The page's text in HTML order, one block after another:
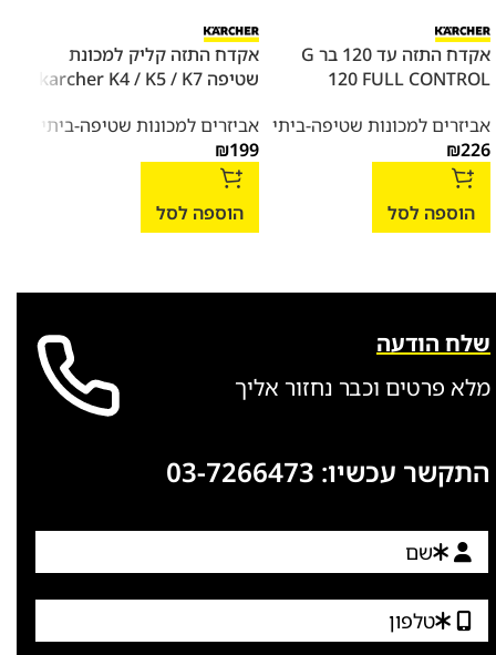
אקדח התזה עד 120 בר G
120 FULL CONTROL
אביזרים למכונות שטיפה-ביתי
₪226
הוספה לסל
אקדח התזה קליק למכונת
שטיפה karcher K4 / K5 / K7
אביזרים למכונות שטיפה-ביתי
₪199
הוספה לסל
שלח הודעה
מלא פרטים וכבר נחזור אליך
התקשר עכשיו: 03-7266473